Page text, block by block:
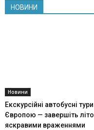
НОВИНИ
Новини
Екскурсійні автобусні тури
Європою — завершіть літо
яскравими враженнями